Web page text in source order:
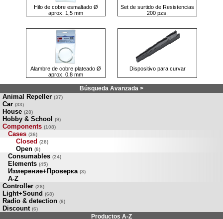
Hilo de cobre esmaltado Ø
aprox. 1,5 mm
Set de surtido de Resistencias
200 pzs.
Alambre de cobre plateado Ø
aprox. 0,8 mm
Dispositivo para curvar
Búsqueda Avanzada >
Animal Repeller (37)
Car (33)
House (28)
Hobby & School (9)
Components (108)
Cases (36)
Closed (28)
Open (8)
Consumables (24)
Elements (45)
Измерение+Проверка (3)
A-Z
Controller (28)
Light+Sound (68)
Radio & detection (6)
Discount (6)
Productos A-Z